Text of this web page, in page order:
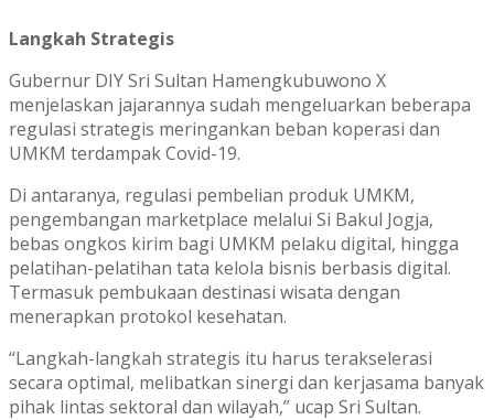
Langkah Strategis
Gubernur DIY Sri Sultan Hamengkubuwono X
menjelaskan jajarannya sudah mengeluarkan beberapa
regulasi strategis meringankan beban koperasi dan
UMKM terdampak Covid-19.
Di antaranya, regulasi pembelian produk UMKM,
pengembangan marketplace melalui Si Bakul Jogja,
bebas ongkos kirim bagi UMKM pelaku digital, hingga
pelatihan-pelatihan tata kelola bisnis berbasis digital.
Termasuk pembukaan destinasi wisata dengan
menerapkan protokol kesehatan.
“Langkah-langkah strategis itu harus terakselerasi
secara optimal, melibatkan sinergi dan kerjasama banyak
pihak lintas sektoral dan wilayah,” ucap Sri Sultan.